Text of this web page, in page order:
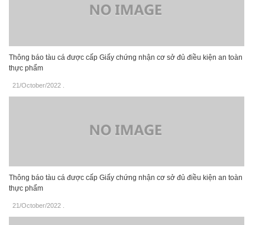
Thông báo tàu cá được cấp Giấy chứng nhận cơ sở đủ điều kiện an toàn
thực phẩm
21/October/2022
Thông báo tàu cá được cấp Giấy chứng nhận cơ sở đủ điều kiện an toàn
thực phẩm
21/October/2022